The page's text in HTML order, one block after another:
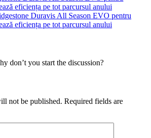
eficiența pe tot parcursul anului
don’t you start the discussion?
not be published. Required fields are